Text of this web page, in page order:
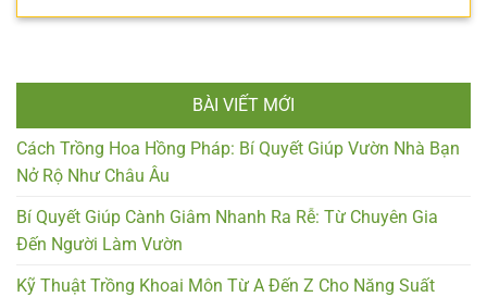
BÀI VIẾT MỚI
Cách Trồng Hoa Hồng Pháp: Bí Quyết Giúp Vườn Nhà Bạn
Nở Rộ Như Châu Âu
Bí Quyết Giúp Cành Giâm Nhanh Ra Rễ: Từ Chuyên Gia
Đến Người Làm Vườn
Kỹ Thuật Trồng Khoai Môn Từ A Đến Z Cho Năng Suất